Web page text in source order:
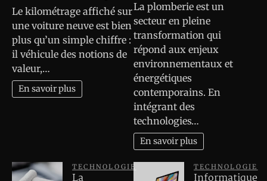
Le kilométrage affiché sur
une voiture neuve est bien
plus qu’un simple chiffre :
il véhicule des notions de
valeur,…
En savoir plus
La plomberie est un
secteur en pleine
transformation qui
répond aux enjeux
environnementaux et
énergétiques
contemporains. En
intégrant des
technologies…
En savoir plus
TECHNOLOGIE TECHNOLOGIE